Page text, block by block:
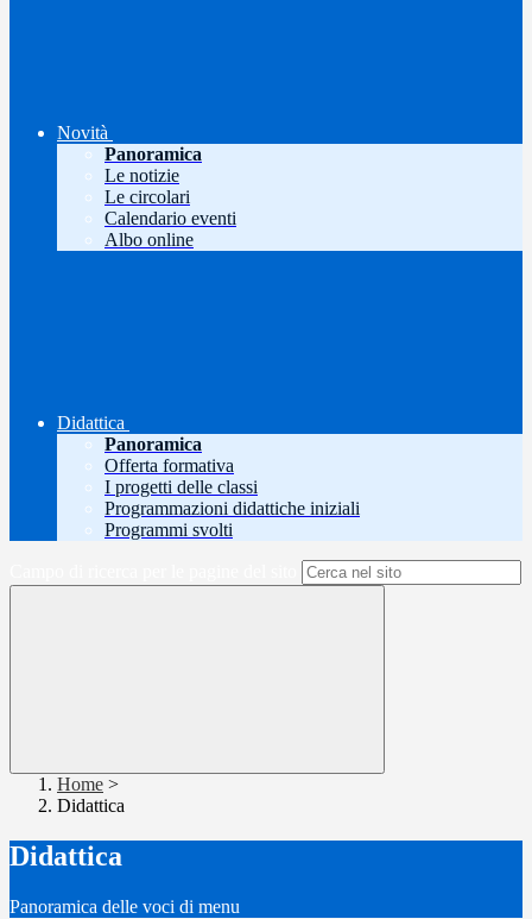
Novità
Panoramica
Le notizie
Le circolari
Calendario eventi
Albo online
Didattica
Panoramica
Offerta formativa
I progetti delle classi
Programmazioni didattiche iniziali
Programmi svolti
Home >
Didattica
Didattica
Panoramica delle voci di menu